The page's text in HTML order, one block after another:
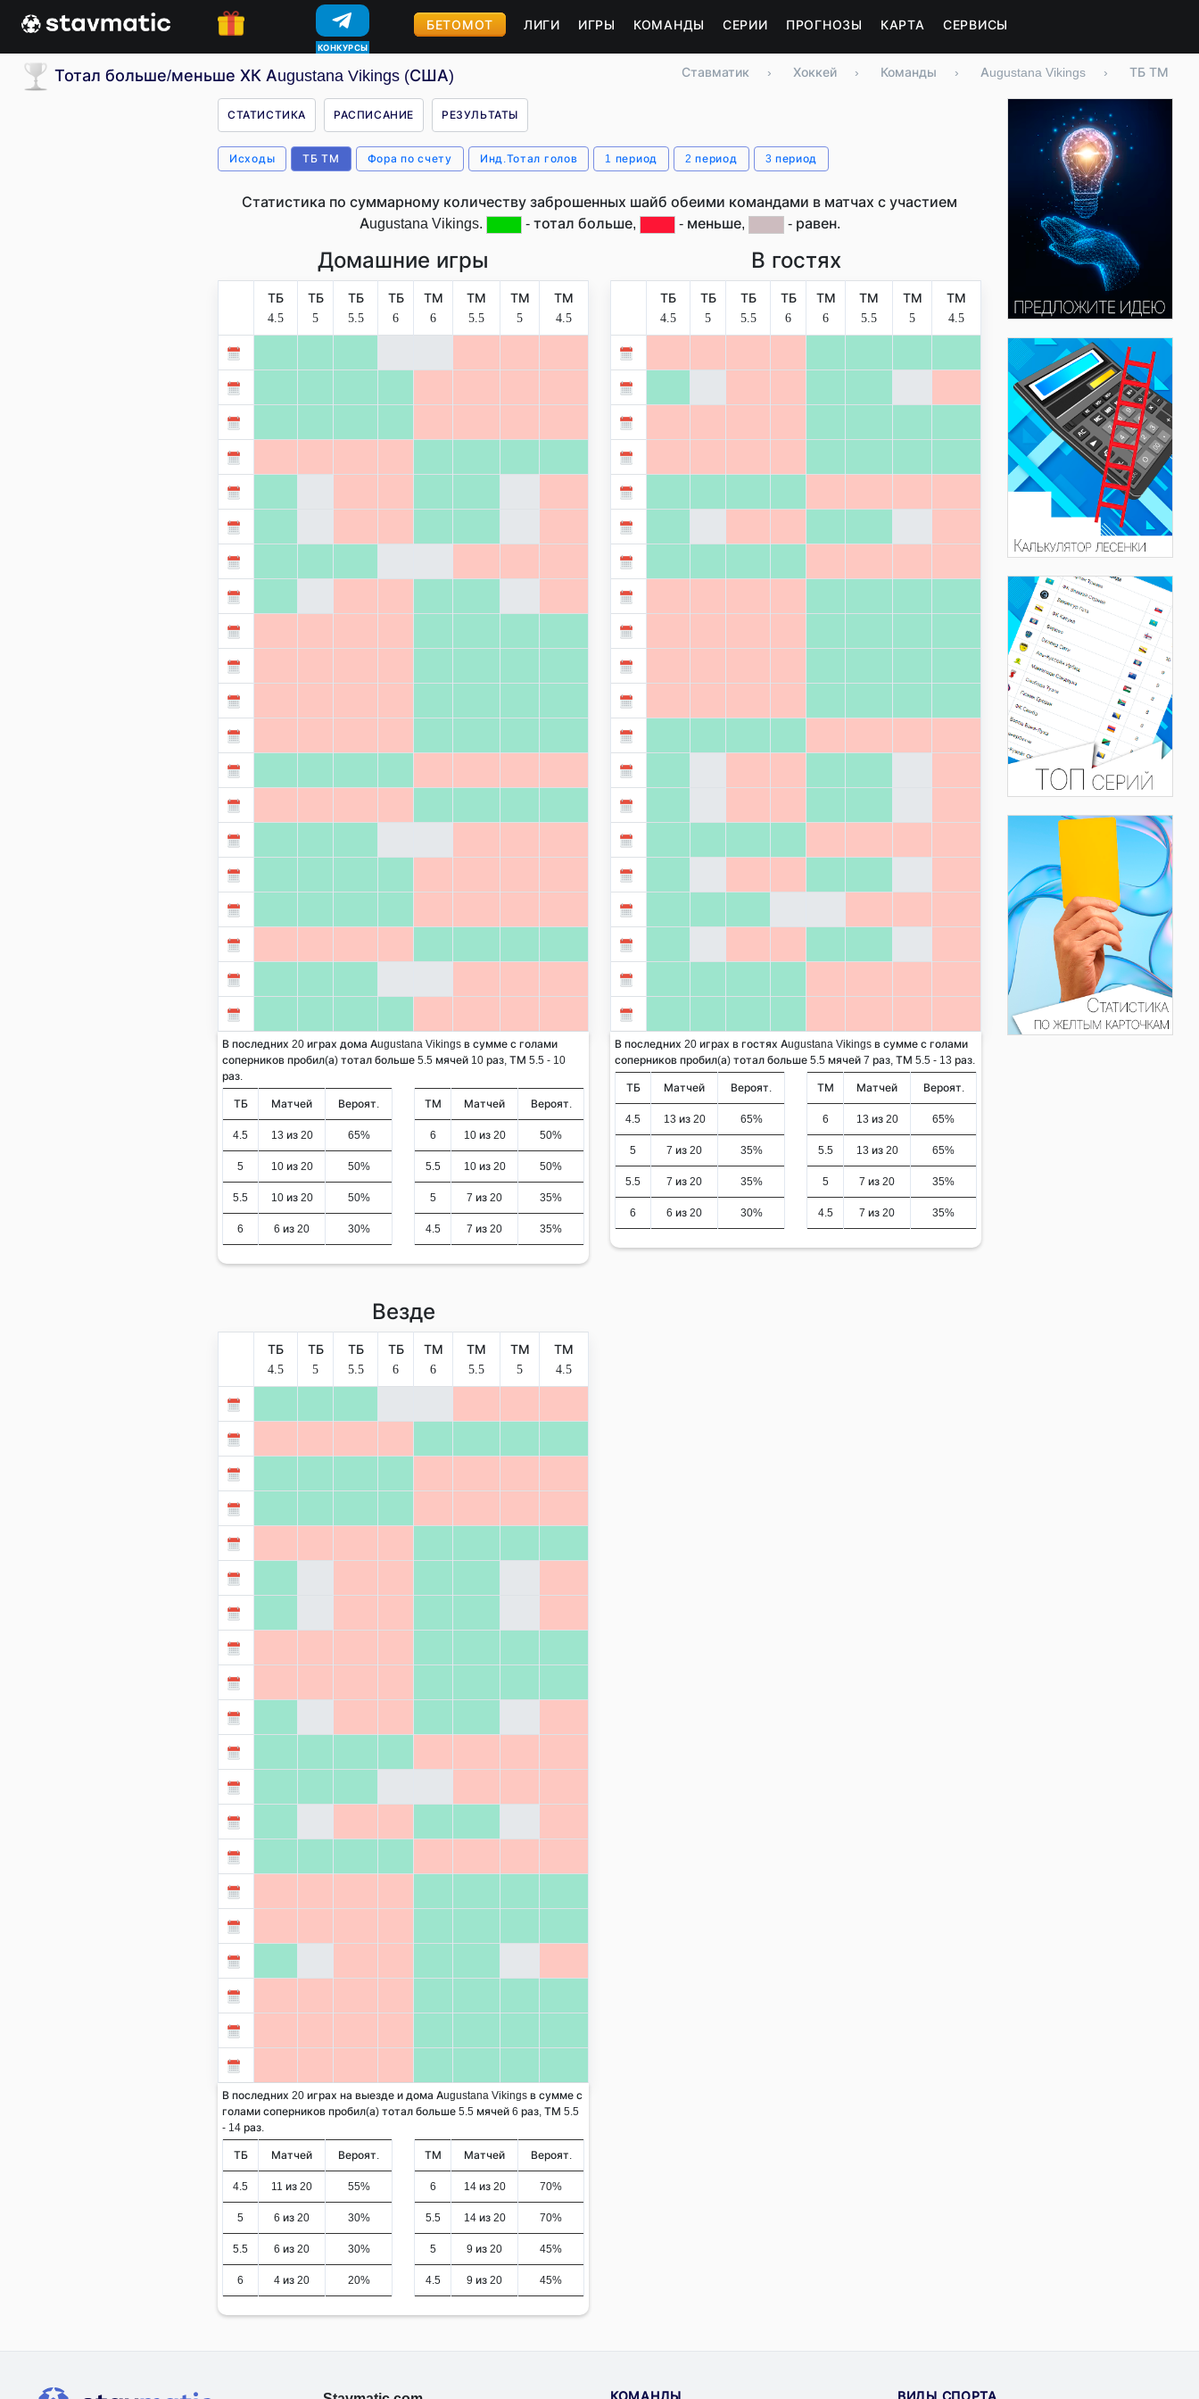
КОНКУРСЫ
БЕТОМОТ ЛИГИ ИГРЫ КОМАНДЫ СЕРИИ ПРОГНОЗЫ КАРТА СЕРВИСЫ
Тотал больше/меньше ХК Augustana Vikings (США) Ставматик › Хоккей › Команды › Augustana Vikings › ТБ ТМ
СТАТИСТИКА РАСПИСАНИЕ РЕЗУЛЬТАТЫ
Исходы ТБ ТМ Фора по счету Инд.Тотал голов 1 период 2 период 3 период
Статистика по суммарному количеству заброшенных шайб обеими командами в матчах с участием
Augustana Vikings.
- тотал больше, - меньше, - равен.
Домашние игры
ТБ
4.5
ТБ
5
ТБ
5.5
ТБ
6
ТМ
6
ТМ
5.5
ТМ
5
ТМ
4.5
В последних 20 играх дома Augustana Vikings в сумме с голами
соперников пробил(а) тотал больше 5.5 мячей 10 раз, ТМ 5.5 - 10
раз.
ТБ Матчей Вероят.
4.5 13 из 20 65%
5 10 из 20 50%
5.5 10 из 20 50%
6 6 из 20 30%
ТМ Матчей Вероят.
6 10 из 20 50%
5.5 10 из 20 50%
5 7 из 20 35%
4.5 7 из 20 35%
В гостях
ТБ
4.5
ТБ
5
ТБ
5.5
ТБ
6
ТМ
6
ТМ
5.5
ТМ
5
ТМ
4.5
В последних 20 играх в гостях Augustana Vikings в сумме с голами
соперников пробил(а) тотал больше 5.5 мячей 7 раз, ТМ 5.5 - 13 раз.
ТБ Матчей Вероят.
4.5 13 из 20 65%
5 7 из 20 35%
5.5 7 из 20 35%
6 6 из 20 30%
ТМ Матчей Вероят.
6 13 из 20 65%
5.5 13 из 20 65%
5 7 из 20 35%
4.5 7 из 20 35%
Везде
ТБ
4.5
ТБ
5
ТБ
5.5
ТБ
6
ТМ
6
ТМ
5.5
ТМ
5
ТМ
4.5
В последних 20 играх на выезде и дома Augustana Vikings в сумме с
голами соперников пробил(а) тотал больше 5.5 мячей 6 раз, ТМ 5.5
- 14 раз.
ТБ Матчей Вероят.
4.5 11 из 20 55%
5 6 из 20 30%
5.5 6 из 20 30%
6 4 из 20 20%
ТМ Матчей Вероят.
6 14 из 20 70%
5.5 14 из 20 70%
5 9 из 20 45%
4.5 9 из 20 45%
КОМАНДЫ ВИДЫ СПОРТА